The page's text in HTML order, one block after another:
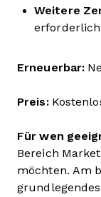
Weitere
erforderlich
Erneuerbar:
Preis:
Für wen
Bereich
möchten. Am